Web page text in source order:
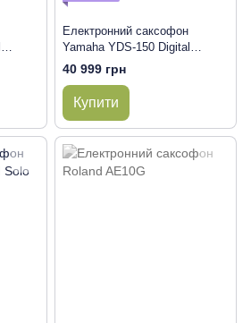
Електронний саксофон
Yamaha YDS-150 Digital
Saxophone
40 999 грн
Купити